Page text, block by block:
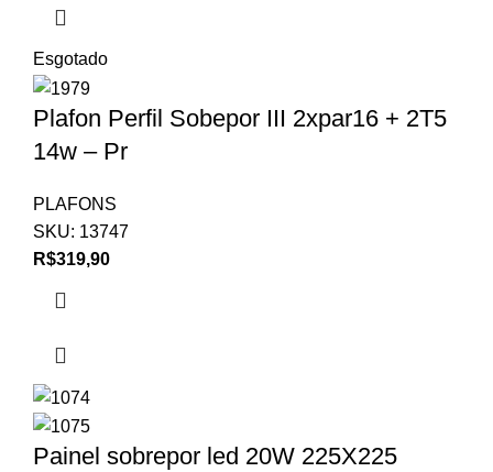
Esgotado
Plafon Perfil Sobepor III 2xpar16 + 2T5
14w – Pr
PLAFONS
SKU: 13747
R$319,90
Painel sobrepor led 20W 225X225